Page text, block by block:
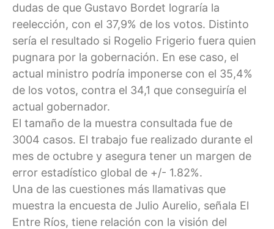
dudas de que Gustavo Bordet lograría la
reelección, con el 37,9% de los votos. Distinto
sería el resultado si Rogelio Frigerio fuera quien
pugnara por la gobernación. En ese caso, el
actual ministro podría imponerse con el 35,4%
de los votos, contra el 34,1 que conseguiría el
actual gobernador.
El tamaño de la muestra consultada fue de
3004 casos. El trabajo fue realizado durante el
mes de octubre y asegura tener un margen de
error estadístico global de +/- 1.82%.
Una de las cuestiones más llamativas que
muestra la encuesta de Julio Aurelio, señala El
Entre Ríos, tiene relación con la visión del